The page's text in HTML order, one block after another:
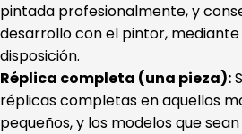
pintada profesionalmente, y
desarrollo con el pintor,
disposición.
Réplica completa (una pieza):
réplicas completas en aquellos
pequeños, y los modelos que